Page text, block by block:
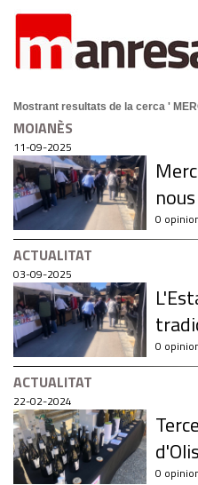
Mostrant resultats de la cerca '
MOIANÈS
11-09-2025
nous
0
ACTUALITAT
03-09-2025
0
ACTUALITAT
22-02-2024
0